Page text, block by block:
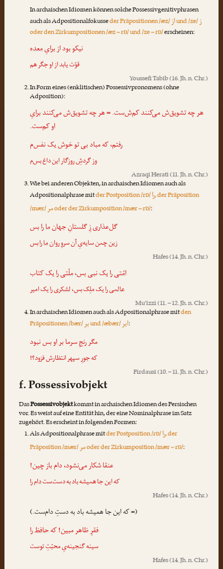
In archaischen Idiomen können solche Possessivgenitivphrasen
auch als Adpositionalfokusseder Präpositionen /æz/ازund /ze/ز
oder den Zirkumpositionen /æz ~ rɒ/ und /ze ~ rɒ/erscheinen:
نیکو بوداز برایِ معده
قوّت یابد از او جگر هم
Youssefi Tabib(16. Jh. n. Chr.)
In Form eines (enklitischen) Possessivpronomens (ohne
Adposition):
هر چه تشویق‌ش می‌کنند کم‌ش‌ست. = هر چه تشویق‌ش می‌کنندبرایِ
اوکم‌ست.
رفتم، که مباد بی تو خوش یک نفس‌م
وز گردشِ روزگار این داغ بس‌‌م
Azraqi Herati(11. Jh. n. Chr.)
Wie bei anderen Objekten, in archaischen Idiomen auch als
Adpositionalphrase mitder Postposition /rɒ/را, der Präposition
/mær/مرoder der Zirkumposition /mær ~ rɒ/:
گل‌عذاری زِ گلستانِ جهانما رابس
زین چمن سایه‌یِ آن سروِ ر‌وانما رابس
Hafes(14. Jh. n. Chr.)
امّتی رایک نبی بس،ملّتی رایک کتاب
عالمی رایک ملِک بس،لشکری رایک امیر
Mu’izzi(11. – 12. Jh. n. Chr.)
In archaischen Idiomen auch als Adpositionalphrase mitden
Präpositionen /bær/برund /æbær/ابر:
مگر رنجِ سرمابر اوبس نبود
که جورِ سپهر انتظارش فزود؟!
Firdausi(10. – 11. Jh. n. Chr.)
f. Possessivobjekt
DasPossessivobjektkommt in archaischen Idiomen des Persischen
vor. Es weist auf eine Entität hin, der eine Nominalphrase im Satz
zugehört. Es erscheint in folgenden Formen:
Als Adpositionalphrase mitder Postposition /rɒ/را, der
Präposition /mær/مرoder der Zirkumposition /mær ~ rɒ/:
عنقا شکار می‌نشود، دام باز چین!
که این جا همیشه باد به دست‌ستدام را
Hafes(14. Jh. n. Chr.)
(= که این جا همیشه باد به دستِ دام‌ست.)
فقرِ ظاهر مبین! کهحافظ را
سینه گنجینه‌یِ محبّتِ توست
Hafes(14. Jh. n. Chr.)